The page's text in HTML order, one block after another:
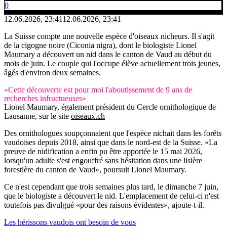
0
12.06.2026, 23:4112.06.2026, 23:41
La Suisse compte une nouvelle espèce d'oiseaux nicheurs. Il s'agit
de la cigogne noire (Ciconia nigra), dont le biologiste Lionel
Maumary a découvert un nid dans le canton de Vaud au début du
mois de juin. Le couple qui l'occupe élève actuellement trois jeunes,
âgés d'environ deux semaines.
«Cette découverte est pour moi l'aboutissement de 9 ans de
recherches infructueuses»
Lionel Maumary, également président du Cercle ornithologique de
Lausanne, sur le site oiseaux.ch
Des ornithologues soupçonnaient que l'espèce nichait dans les forêts
vaudoises depuis 2018, ainsi que dans le nord-est de la Suisse. «La
preuve de nidification a enfin pu être apportée le 15 mai 2026,
lorsqu'un adulte s'est engouffré sans hésitation dans une lisière
forestière du canton de Vaud», poursuit Lionel Maumary.
Ce n'est cependant que trois semaines plus tard, le dimanche 7 juin,
que le biologiste a découvert le nid. L'emplacement de celui-ci n'est
toutefois pas divulgué «pour des raisons évidentes», ajoute-t-il.
Les hérissons vaudois ont besoin de vous